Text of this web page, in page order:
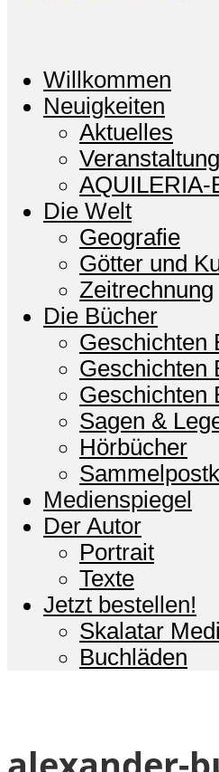
Willkommen
Neuigkeiten
Aktuelles
AQUILERIA-
Die Welt
Geografie
Götter und
Zeitrechnung
Die Bücher
Geschichten
Geschichten
Geschichten
Sagen &
Hörbücher
Medienspiegel
Der Autor
Portrait
Texte
Jetzt bestellen!
Skalatar
Buchläden